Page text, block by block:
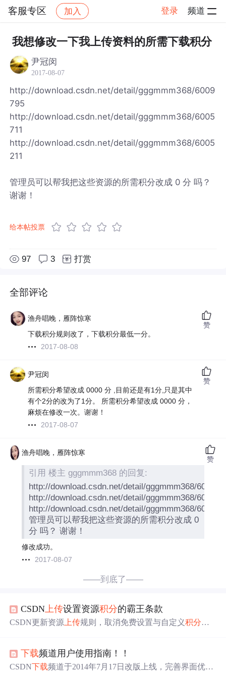
客服专区 加入 登录 频道
社区 客服专区 帖子详情
我想修改一下我上传资料的所需下载积分
尹冠闵
2017-08-07
http://download.csdn.net/detail/gggmmm368/6009
795
http://download.csdn.net/detail/gggmmm368/6005
711
http://download.csdn.net/detail/gggmmm368/6005
211
管理员可以帮我把这些资源的所需积分改成 0 分 吗？
谢谢！
给本帖投票
97 3 打赏
全部评论
渔舟唱晚，雁阵惊寒
下载积分规则改了，下载积分最低一分。
2017-08-08
赞
尹冠闵
所需积分希望改成 0000 分 ,目前还是有1分,只是其中
有个2分的改为了1分。 所需积分希望改成 0000 分，
麻烦在修改一次。谢谢！
2017-08-07
赞
渔舟唱晚，雁阵惊寒
引用 楼主 gggmmm368 的回复:
http://download.csdn.net/detail/gggmmm368/
http://download.csdn.net/detail/gggmmm368/
http://download.csdn.net/detail/gggmmm368/
管理员可以帮我把这些资源的所需积分改成 0
分 吗？ 谢谢！
修改成功。
2017-08-07
赞
——到底了——
CSDN上传设置资源积分的霸王条款
CSDN更新资源 上传规则，取消免费设置与自定义积分，
权保护。
下载频道用户使用指南！！
CSDN下载频道于2014年7月17日改版上线，完善界面优